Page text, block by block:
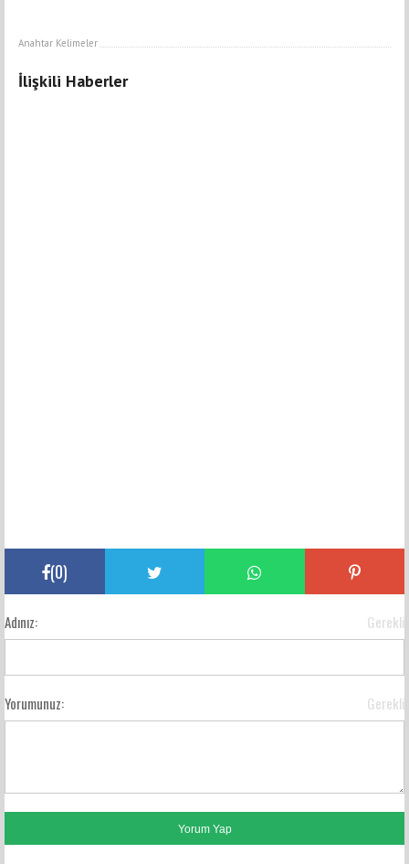
Anahtar Kelimeler
İlişkili Haberler
(0)
Adınız: Gerekli
Yorumunuz: Gerekli